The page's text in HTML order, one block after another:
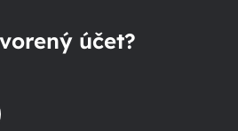
účet?